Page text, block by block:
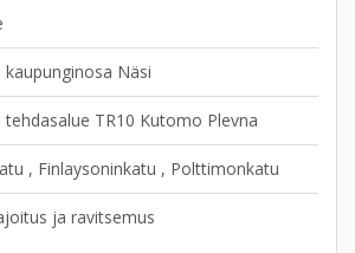
kaupunginosa Näsi
tehdasalue TR10 Kutomo Plevna
, Finlaysoninkatu , Polttimonkatu
ja ravitsemus